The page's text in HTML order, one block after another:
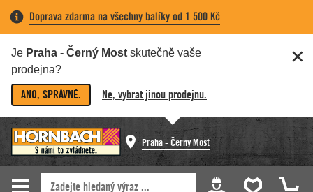
Doprava zdarma na všechny balíky od 1 500 Kč
Je Praha - Černý Most skutečně vaše
prodejna?
ANO, SPRÁVNĚ. Ne, vybrat jinou prodejnu.
Praha - Černý Most